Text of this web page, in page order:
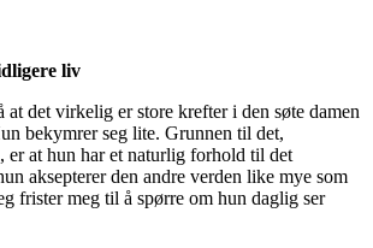
liv
at det virkelig er store krefter i den søte damen
bekymrer seg lite. Grunnen til det,
er at hun har et naturlig forhold til det
aksepterer den andre verden like mye som
frister meg til å spørre om hun daglig ser